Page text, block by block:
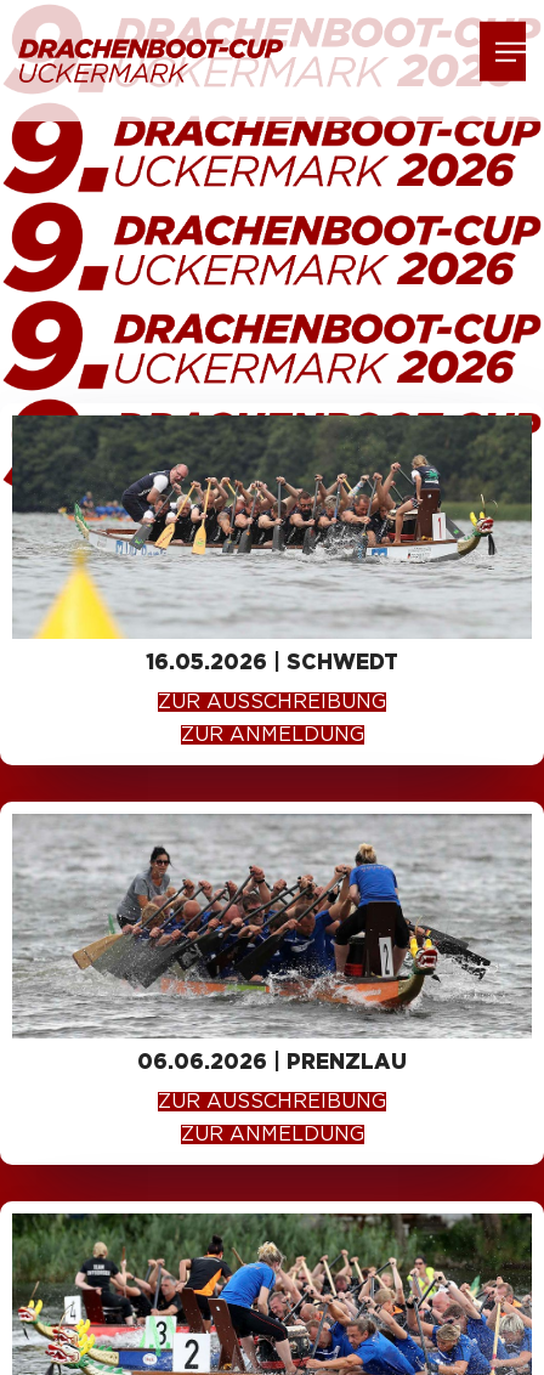
16.05.2026 | SCHWEDT
ZUR AUSSCHREIBUNG
ZUR ANMELDUNG
06.06.2026 | PRENZLAU
ZUR AUSSCHREIBUNG
ZUR ANMELDUNG